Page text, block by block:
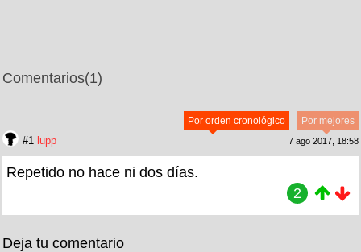
Comentarios(1)
Por mejores
Por orden cronológico
#1 lupp 7 ago 2017, 18:58
Repetido no hace ni dos días.
2
Deja tu comentario